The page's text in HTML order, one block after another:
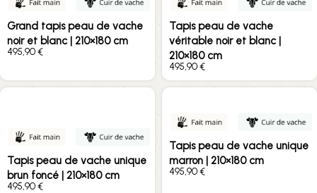
Grand tapis peau de vache
noir et blanc | 210×180 cm
€
Tapis peau de vache
véritable noir et blanc |
210×180 cm
€
Tapis peau de vache unique
brun foncé | 210×180 cm
€
Tapis peau de vache unique
marron | 210×180 cm
€